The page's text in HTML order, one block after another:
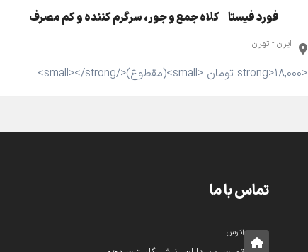
فورد فیستا – کلاه جمع و جور، سرگرم کننده و کم مصرف
ایران - تهران
<strong>18,000 تومان <small>(مقطوع)</small></strong>
تماس با ما
آدرس